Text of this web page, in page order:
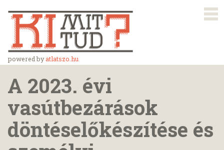
powered byatlatszo.hu
A 2023. évi
vasútbezárások
döntéselőkészítése és